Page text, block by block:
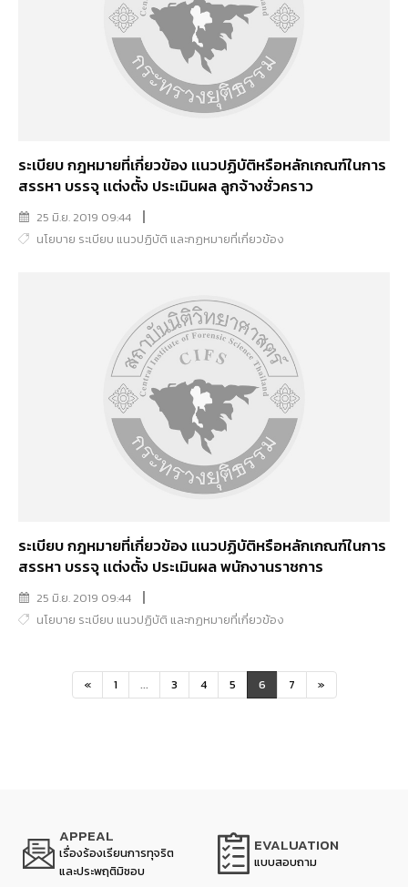
ระเบียบ กฎหมายที่เกี่ยวข้อง เเนวปฏิบัติหรือหลักเกณฑ์ในการ
สรรหา บรรจุ เเต่งตั้ง ประเมินผล ลูกจ้างชั่วคราว
25 มิ.ย. 2019 09:44
นโยบาย ระเบียบ แนวปฏิบัติ และกฏหมายที่เกี่ยวข้อง
ระเบียบ กฎหมายที่เกี่ยวข้อง เเนวปฏิบัติหรือหลักเกณฑ์ในการ
สรรหา บรรจุ เเต่งตั้ง ประเมินผล พนักงานราชการ
25 มิ.ย. 2019 09:44
นโยบาย ระเบียบ แนวปฏิบัติ และกฏหมายที่เกี่ยวข้อง
« 1 ... 3 4 5 6 7 »
APPEAL
เรื่องร้องเรียนการทุจริต
และประพฤติมิชอบ
EVALUATION
แบบสอบถาม